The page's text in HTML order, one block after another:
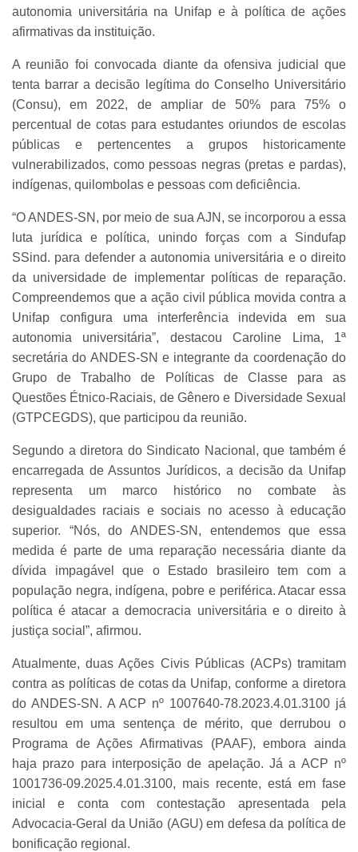
autonomia universitária na Unifap e à política de ações
afirmativas da instituição.
A reunião foi convocada diante da ofensiva judicial que
tenta barrar a decisão legítima do Conselho Universitário
(Consu), em 2022, de ampliar de 50% para 75% o
percentual de cotas para estudantes oriundos de escolas
públicas e pertencentes a grupos historicamente
vulnerabilizados, como pessoas negras (pretas e pardas),
indígenas, quilombolas e pessoas com deficiência.
“O ANDES-SN, por meio de sua AJN, se incorporou a essa
luta jurídica e política, unindo forças com a Sindufap
SSind. para defender a autonomia universitária e o direito
da universidade de implementar políticas de reparação.
Compreendemos que a ação civil pública movida contra a
Unifap configura uma interferência indevida em sua
autonomia universitária”, destacou Caroline Lima, 1ª
secretária do ANDES-SN e integrante da coordenação do
Grupo de Trabalho de Políticas de Classe para as
Questões Étnico-Raciais, de Gênero e Diversidade Sexual
(GTPCEGDS), que participou da reunião.
Segundo a diretora do Sindicato Nacional, que também é
encarregada de Assuntos Jurídicos, a decisão da Unifap
representa um marco histórico no combate às
desigualdades raciais e sociais no acesso à educação
superior. “Nós, do ANDES-SN, entendemos que essa
medida é parte de uma reparação necessária diante da
dívida impagável que o Estado brasileiro tem com a
população negra, indígena, pobre e periférica. Atacar essa
política é atacar a democracia universitária e o direito à
justiça social”, afirmou.
Atualmente, duas Ações Civis Públicas (ACPs) tramitam
contra as políticas de cotas da Unifap, conforme a diretora
do ANDES-SN. A ACP nº 1007640-78.2023.4.01.3100 já
resultou em uma sentença de mérito, que derrubou o
Programa de Ações Afirmativas (PAAF), embora ainda
haja prazo para interposição de apelação. Já a ACP nº
1001736-09.2025.4.01.3100, mais recente, está em fase
inicial e conta com contestação apresentada pela
Advocacia-Geral da União (AGU) em defesa da política de
bonificação regional.